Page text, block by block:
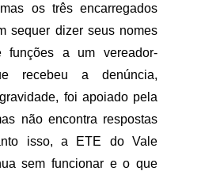
os três encarregados
sequer dizer seus nomes
funções a um vereador-
recebeu a denúncia,
foi apoiado pela
não encontra respostas
isso, a ETE do Vale
sem funcionar e o que